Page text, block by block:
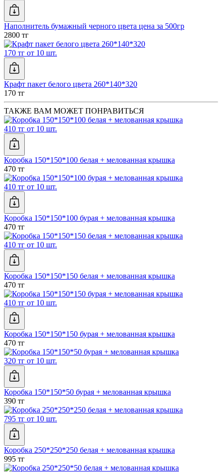
Наполнитель бумажный черного цвета цена за 500гр
2800 тг
170 тг от 10 шт.
Крафт пакет белого цвета 260*140*320
170 тг
ТАКЖЕ ВАМ МОЖЕТ ПОНРАВИТЬСЯ
410 тг от 10 шт.
Коробка 150*150*100 белая + мелованная крышка
470 тг
410 тг от 10 шт.
Коробка 150*150*100 бурая + мелованная крышка
470 тг
410 тг от 10 шт.
Коробка 150*150*150 белая + мелованная крышка
470 тг
410 тг от 10 шт.
Коробка 150*150*150 бурая + мелованная крышка
470 тг
320 тг от 10 шт.
Коробка 150*150*50 бурая + мелованная крышка
390 тг
795 тг от 10 шт.
Коробка 250*250*250 белая + мелованная крышка
995 тг